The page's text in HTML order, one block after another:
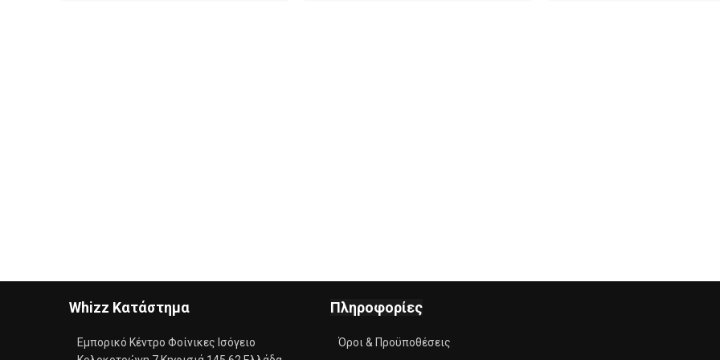
Whizz Κατάστημα
Εμπορικό Κέντρο Φοίνικες Ισόγειο
Πληροφορίες
Όροι & Προϋποθέσεις